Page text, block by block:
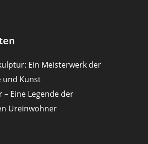
Ein Meisterwerk der
und Kunst
– Eine Legende der
Ureinwohner